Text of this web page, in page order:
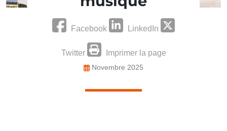
Facebook LinkedIn
Twitter Imprimer la page
Novembre 2025